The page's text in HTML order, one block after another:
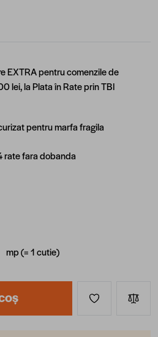
EXTRA pentru comenzile de
lei, la Plata în Rate prin TBI
pentru marfa fragila
rate fara dobanda
mp (=1cutie)